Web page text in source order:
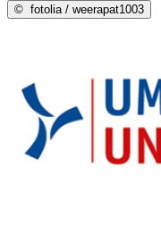
© fotolia / weerapat1003